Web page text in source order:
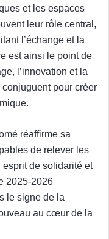
et les espaces
leur rôle central,
l’échange et la
est ainsi le point de
l’innovation et la
pour créer
réaffirme sa
de relever les
de solidarité et
2025-2026
le signe de la
au cœur de la